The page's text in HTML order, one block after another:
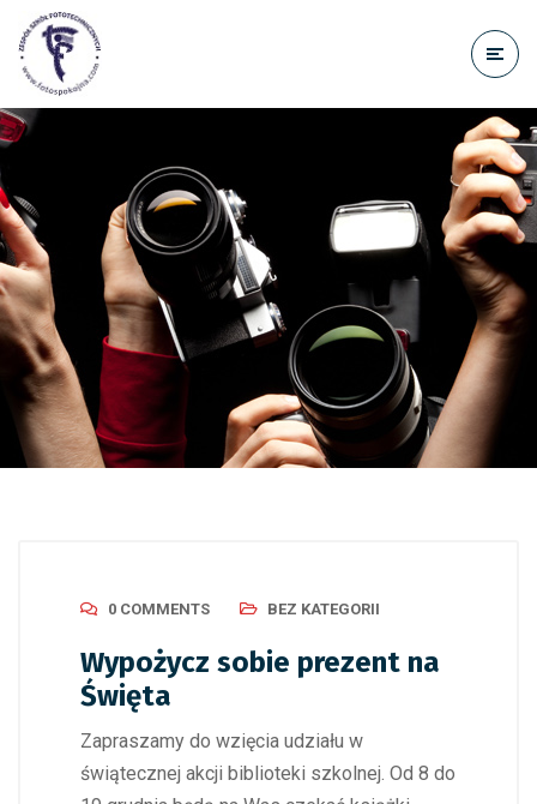
treści
0 COMMENTS BEZ KATEGORII
Wypożycz sobie prezent na
Święta
Zapraszamy do wzięcia udziału w
świątecznej akcji biblioteki szkolnej. Od 8 do